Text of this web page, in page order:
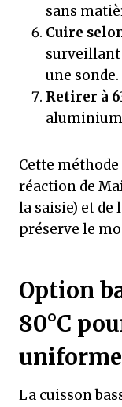
sans
Cuire
une sonde.
Retirer à
Cette
réaction de
la saisie) et de
préserve le
Option
80°C
uniforme
La cuisson